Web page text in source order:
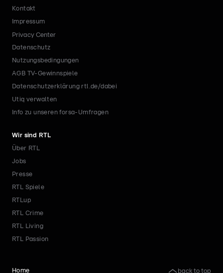
Kontakt
Impressum
Privacy Center
Datenschutz
Nutzungsbedingungen
AGB TV-Gewinnspiele
Datenschutzerklärung rtl.de/dabei
Utiq verwalten
Info zu unseren forsa-Umfragen
Wir sind RTL
Über RTL
Jobs
Presse
RTL Spiele
RTLup
RTL Crime
RTL Living
RTL Passion
Home back to top